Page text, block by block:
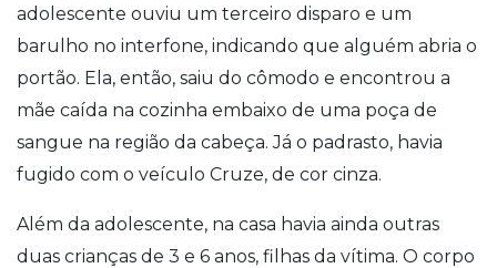
adolescente ouviu um terceiro disparo e um
barulho no interfone, indicando que alguém abria o
portão. Ela, então, saiu do cômodo e encontrou a
mãe caída na cozinha embaixo de uma poça de
sangue na região da cabeça. Já o padrasto, havia
fugido com o veículo Cruze, de cor cinza.
Além da adolescente, na casa havia ainda outras
duas crianças de 3 e 6 anos, filhas da vítima. O corpo